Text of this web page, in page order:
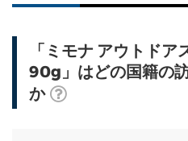
「ミモナ アウトド
90g」はどの国籍の
か